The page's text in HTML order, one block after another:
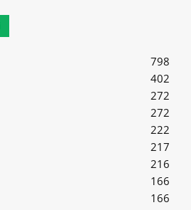
798
402
272
272
222
217
216
166
166